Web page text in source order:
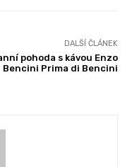
DALŠÍ ČLÁNEK
pohoda s kávou Enzo
Bencini Prima di Bencini